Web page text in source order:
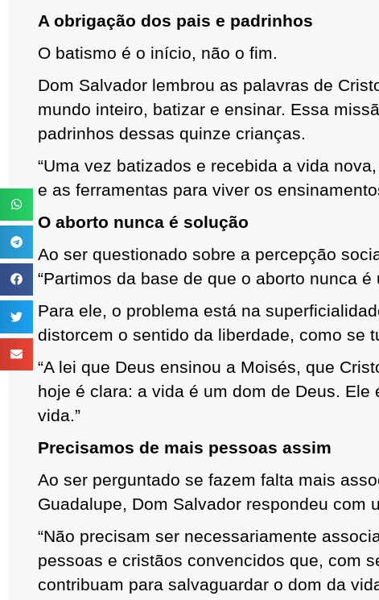
A obrigação dos pais e padrinhos
O batismo é o início, não o fim.
Dom Salvador lembrou as palavras de
mundo inteiro, batizar e ensinar. Essa
padrinhos dessas quinze crianças.
“Uma vez batizados e recebida a vida
e as ferramentas para viver os
O aborto nunca é solução
Ao ser questionado sobre a percepção
“Partimos da base de que o aborto nunca é
Para ele, o problema está na
distorcem o sentido da liberdade, como se
“A lei que Deus ensinou a Moisés, que
hoje é clara: a vida é um dom de Deus.
vida.”
Precisamos de mais pessoas assim
Ao ser perguntado se fazem falta mais
Guadalupe, Dom Salvador respondeu com
“Não precisam ser necessariamente
pessoas e cristãos convencidos que, com
contribuam para salvaguardar o dom da